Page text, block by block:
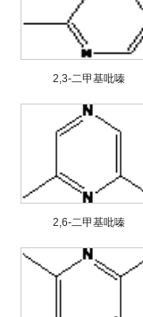
2,3-二甲基吡嗪
2,6-二甲基吡嗪